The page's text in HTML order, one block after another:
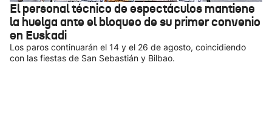
El personal técnico de espectáculos mantiene
la huelga ante el bloqueo de su primer convenio
en Euskadi
Los paros continuarán el 14 y el 26 de agosto, coincidiendo
con las fiestas de San Sebastián y Bilbao.